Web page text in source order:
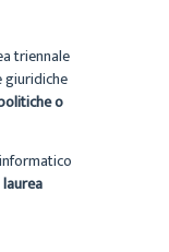
triennale
giuridiche
o
laurea